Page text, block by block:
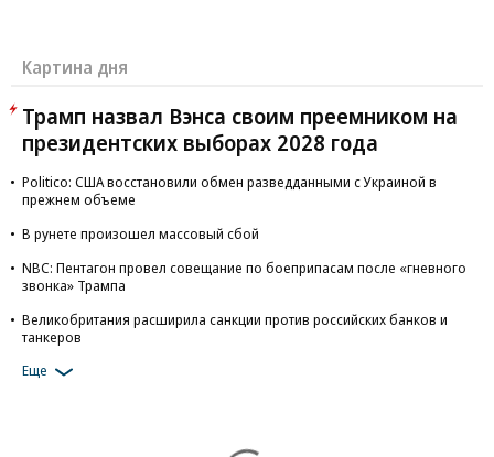
Картина дня
Трамп назвал Вэнса своим преемником на
президентских выборах 2028 года
Politico: США восстановили обмен разведданными с Украиной в
прежнем объеме
В рунете произошел массовый сбой
NBC: Пентагон провел совещание по боеприпасам после «гневного
звонка» Трампа
Великобритания расширила санкции против российских банков и
танкеров
Еще